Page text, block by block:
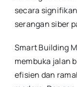
secara
serangan siber
Smart Building
membuka jalan
efisien dan